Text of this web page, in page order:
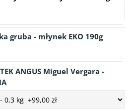
gruba - młynek EKO 190g
ANGUS Miguel Vergara -